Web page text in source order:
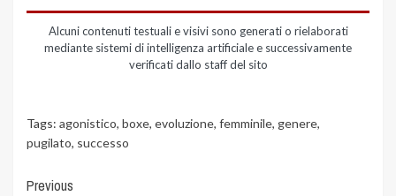
Alcuni contenuti testuali e visivi sono generati o rielaborati
mediante sistemi di intelligenza artificiale e successivamente
verificati dallo staff del sito
Tags: agonistico, boxe, evoluzione, femminile, genere,
pugilato, successo
Previous